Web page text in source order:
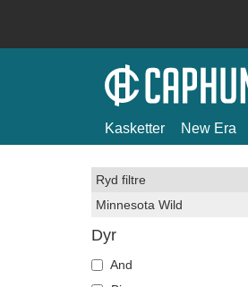
Kasketter New Era
Ryd filtre
Minnesota Wild
Dyr
And